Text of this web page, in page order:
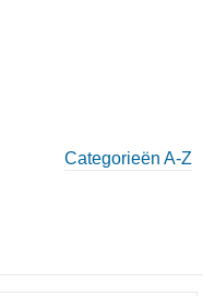
Categorieën A-Z